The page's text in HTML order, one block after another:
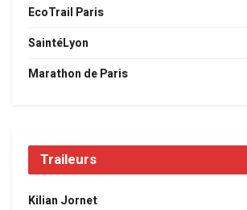
EcoTrail Paris
SaintéLyon
Marathon de Paris
Traileurs
Kilian Jornet